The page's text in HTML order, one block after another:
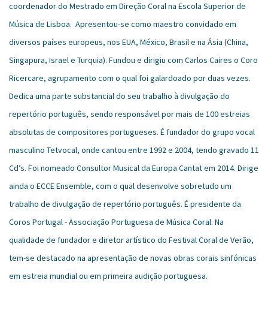
coordenador do Mestrado em Direção Coral na Escola Superior de
Música de Lisboa. Apresentou-se como maestro convidado em
diversos países europeus, nos EUA, México, Brasil e na Ásia (China,
Singapura, Israel e Turquia). Fundou e dirigiu com Carlos Caires o Coro
Ricercare, agrupamento com o qual foi galardoado por duas vezes.
Dedica uma parte substancial do seu trabalho à divulgação do
repertório português, sendo responsável por mais de 100 estreias
absolutas de compositores portugueses. É fundador do grupo vocal
masculino Tetvocal, onde cantou entre 1992 e 2004, tendo gravado 11
Cd’s. Foi nomeado Consultor Musical da Europa Cantat em 2014. Dirige
ainda o ECCE Ensemble, com o qual desenvolve sobretudo um
trabalho de divulgação de repertório português. É presidente da
Coros Portugal - Associação Portuguesa de Música Coral. Na
qualidade de fundador e diretor artístico do Festival Coral de Verão,
tem-se destacado na apresentação de novas obras corais sinfónicas
em estreia mundial ou em primeira audição portuguesa.